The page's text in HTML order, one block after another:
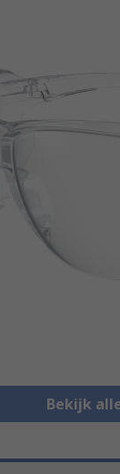
Bekijk